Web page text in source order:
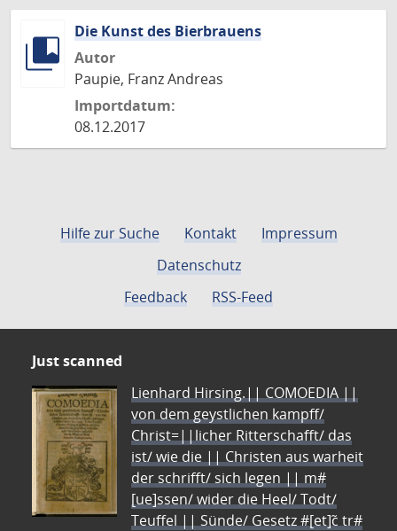
Die Kunst des Bierbrauens
Autor
Paupie, Franz Andreas
Importdatum:
08.12.2017
Hilfe zur Suche Kontakt
Impressum
Datenschutz
Feedback
RSS-Feed
Just scanned
Lienhard Hirsing.|| COMOEDIA ||
von dem geystlichen kampff/
Christ=||licher Ritterschafft/ das
ist/ wie die || Christen aus warheit
der schrifft/ sich legen || m#
[ue]ssen/ wider die Heel/ Todt/
Teuffel || Sünde/ Gesetz #[et]c̃ tr#